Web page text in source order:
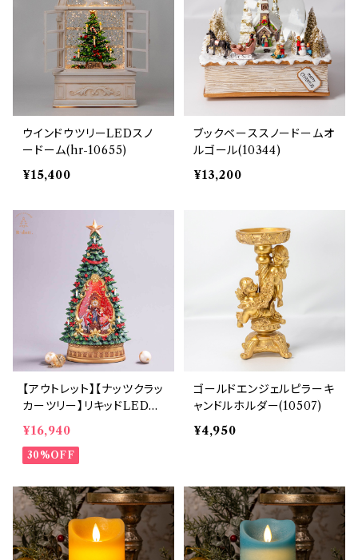
ウインドウツリーLEDスノ
ードーム(hr-10655)
¥15,400
ブックベーススノードームオ
ルゴール(10344)
¥13,200
【アウトレット】【ナッツクラッ
カーツリー】リキッドLEDス
ノードーム【電池・USB仕
様】(hr-10934)
¥16,940
30%OFF
ゴールドエンジェルピラーキ
ャンドルホルダー(10507)
¥4,950